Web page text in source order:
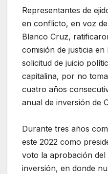
Representantes de
en conflicto, en voz
Blanco Cruz,
comisión de justicia
solicitud de juicio
capitalina, por no
cuatro años
anual de inversión de
Durante tres años
este 2022 como
voto la aprobación
inversión, en donde